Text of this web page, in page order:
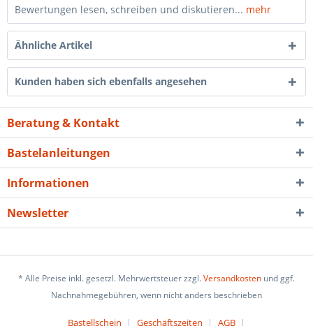
Bewertungen lesen, schreiben und diskutieren... mehr
Ähnliche Artikel
Kunden haben sich ebenfalls angesehen
Beratung & Kontakt
Bastelanleitungen
Informationen
Newsletter
* Alle Preise inkl. gesetzl. Mehrwertsteuer zzgl.Versandkosten und ggf.
Nachnahmegebühren, wenn nicht anders beschrieben
Bastellschein Geschäftszeiten AGB